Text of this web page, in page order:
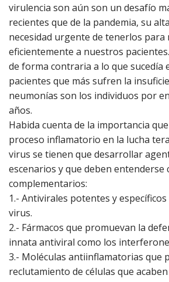
virulencia son aún son un desafío
recientes que de la pandemia, su
necesidad urgente de tenerlos para
eficientemente a nuestros
de forma contraria a lo que sucedía
pacientes que más sufren la
neumonías son los individuos por
años.
Habida cuenta de la importancia
proceso inflamatorio en la lucha
virus se tienen que desarrollar
escenarios y que deben entenderse
complementarios:
1.- Antivirales potentes y
virus.
2.- Fármacos que promuevan la
innata antiviral como los
3.- Moléculas antiinflamatorias que
reclutamiento de células que